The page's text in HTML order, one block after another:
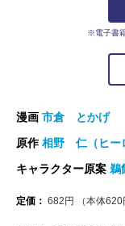
※電子書
漫画 市倉 とかげ
原作相野 仁（ヒー
キャラクター原案 鵜
定価： 682 円 （本体620